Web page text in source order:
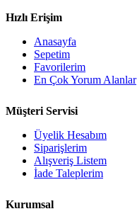
Hızlı Erişim
Anasayfa
Sepetim
Favorilerim
En Çok Yorum Alanlar
Müşteri Servisi
Üyelik Hesabım
Siparişlerim
Alışveriş Listem
İade Taleplerim
Kurumsal